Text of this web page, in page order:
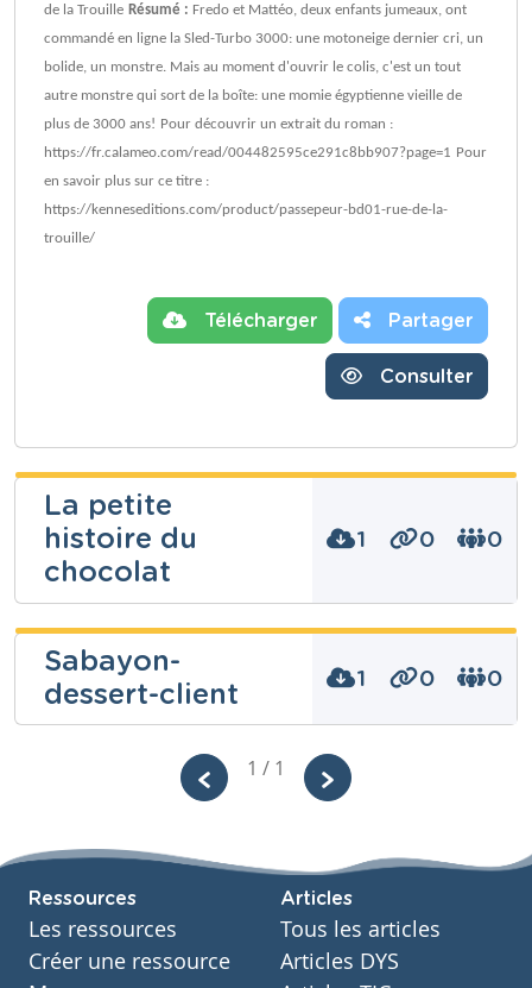
de la Trouille Résumé : Fredo et Mattéo, deux enfants jumeaux, ont
commandé en ligne la Sled-Turbo 3000: une motoneige dernier cri, un
bolide, un monstre. Mais au moment d'ouvrir le colis, c'est un tout
autre monstre qui sort de la boîte: une momie égyptienne vieille de
plus de 3000 ans! Pour découvrir un extrait du roman :
https://fr.calameo.com/read/004482595ce291c8bb907?page=1 Pour
en savoir plus sur ce titre :
https://kenneseditions.com/product/passepeur-bd01-rue-de-la-
trouille/
Télécharger Partager
Consulter
La petite
histoire du
chocolat
1 0 0
Niveau
Fondamental
Primaire – Quatrième année
dessert
Sabayon-
dessert-client
1 0 0
Secondaire
Cuisine et salle
Année
Secondaire – Sixième année
Tags
1 / 1
Ressources
Les ressources
Créer une ressource
Articles
Tous les articles
Articles DYS